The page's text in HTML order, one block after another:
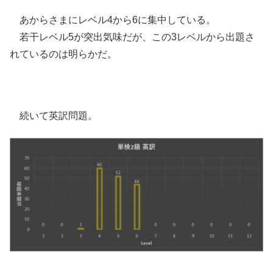
あからさまにレベル4から6に集中している。
若干レベル5が突出気味だが、この3レベルから出題さ
れているのは明らかだ。
続いて英訳問題。